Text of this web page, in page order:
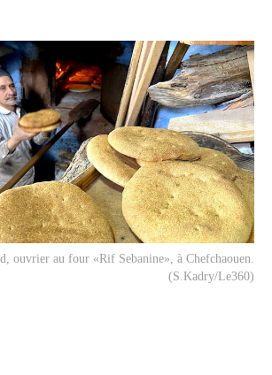
ouvrier au four «Rif Sebanine», à Chefchaouen.
(S.Kadry/Le360)